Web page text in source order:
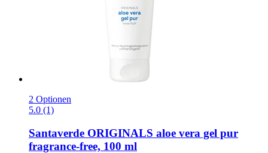
2 Optionen
5.0 (1)
Santaverde ORIGINALS aloe vera gel pur
fragrance-​free, 100 ml